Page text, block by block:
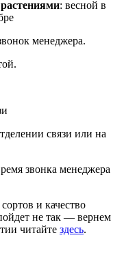
: весной в
менеджера.
связи или на
звонка менеджера
и качество
не так — вернем
читайте здесь.